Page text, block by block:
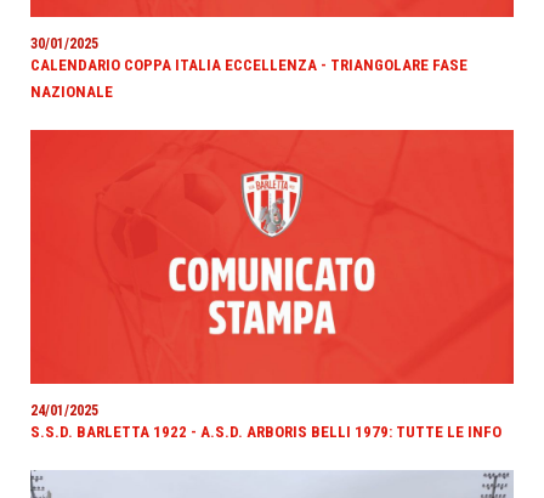
30/01/2025
CALENDARIO COPPA ITALIA ECCELLENZA - TRIANGOLARE FASE
NAZIONALE
24/01/2025
S.S.D. BARLETTA 1922 - A.S.D. ARBORIS BELLI 1979: TUTTE LE INFO